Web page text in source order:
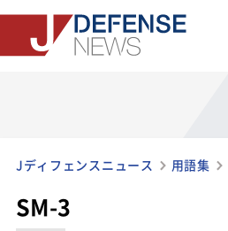
Jディフェンスニュース 用語集
SM-3